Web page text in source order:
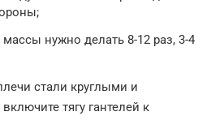
нужно делать 8-12 раз, 3-4
стали круглыми и
тягу гантелей к